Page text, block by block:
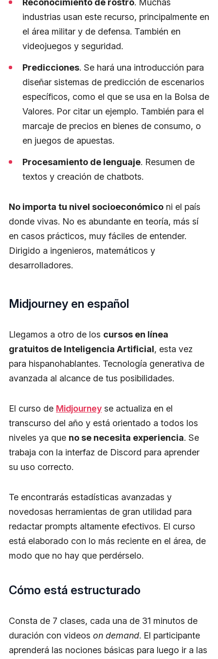
Reconocimiento de rostro. Muchas
industrias usan este recurso, principalmente en
el área militar y de defensa. También en
videojuegos y seguridad.
Predicciones. Se hará una introducción para
diseñar sistemas de predicción de escenarios
específicos, como el que se usa en la Bolsa de
Valores. Por citar un ejemplo. También para el
marcaje de precios en bienes de consumo, o
en juegos de apuestas.
Procesamiento de lenguaje. Resumen de
textos y creación de chatbots.
No importa tu nivel socioeconómico ni el país
donde vivas. No es abundante en teoría, más sí
en casos prácticos, muy fáciles de entender.
Dirigido a ingenieros, matemáticos y
desarrolladores.
Midjourney en español
Llegamos a otro de los cursos en línea
gratuitos de Inteligencia Artificial, esta vez
para hispanohablantes. Tecnología generativa de
avanzada al alcance de tus posibilidades.
El curso de Midjourney se actualiza en el
transcurso del año y está orientado a todos los
niveles ya que no se necesita experiencia. Se
trabaja con la interfaz de Discord para aprender
su uso correcto.
Te encontrarás estadísticas avanzadas y
novedosas herramientas de gran utilidad para
redactar prompts altamente efectivos. El curso
está elaborado con lo más reciente en el área, de
modo que no hay que perdérselo.
Cómo está estructurado
Consta de 7 clases, cada una de 31 minutos de
duración con videos on demand. El participante
aprenderá las nociones básicas para luego ir a las